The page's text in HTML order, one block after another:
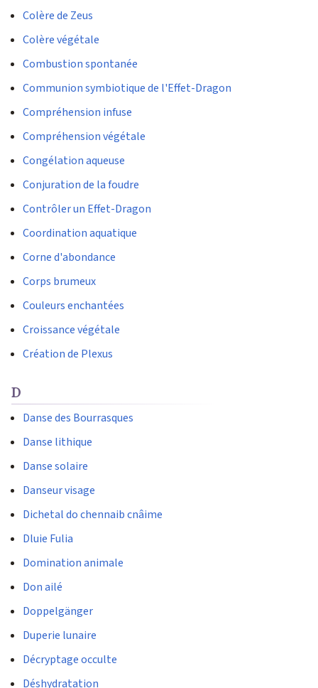
Colère de Zeus
Colère végétale
Combustion spontanée
Communion symbiotique de l'Effet-Dragon
Compréhension infuse
Compréhension végétale
Congélation aqueuse
Conjuration de la foudre
Contrôler un Effet-Dragon
Coordination aquatique
Corne d'abondance
Corps brumeux
Couleurs enchantées
Croissance végétale
Création de Plexus
D
Danse des Bourrasques
Danse lithique
Danse solaire
Danseur visage
Dichetal do chennaib cnâime
Dluie Fulia
Domination animale
Don ailé
Doppelgänger
Duperie lunaire
Décryptage occulte
Déshydratation